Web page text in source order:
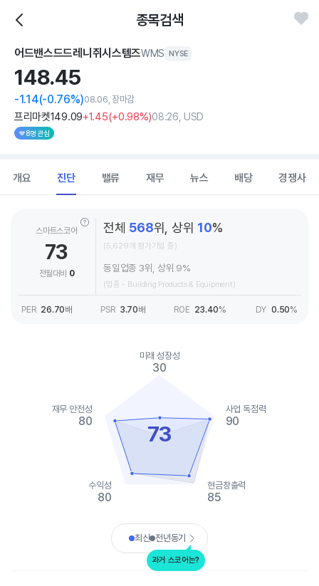
종목검색
어드밴스드드레니쥐시스템즈WMS NYSE
148.45
-1.14(-0.76%)08.06, 장마감
프리마켓149.09+1.45(+0.98%)08:26, USD
8명 관심
개요 진단 밸류 재무 뉴스 배당 경쟁사
스마트스코어
73
전월대비 0
전체 568위, 상위 10%
(5,629개 평가기업 중)
동일업종 3위, 상위 9%
(업종 - Building Products & Equipment)
PER 26.70배 PSR 3.70배 ROE 23.40% DY 0.50%
73
미래 성장성
30
사업 독점력
90
현금창출력
85
수익성
80
재무 안전성
80
End of interactive chart.
최신 전년동기
과거 스코어는?
마틴 마리에타 머티리얼스 자일럼